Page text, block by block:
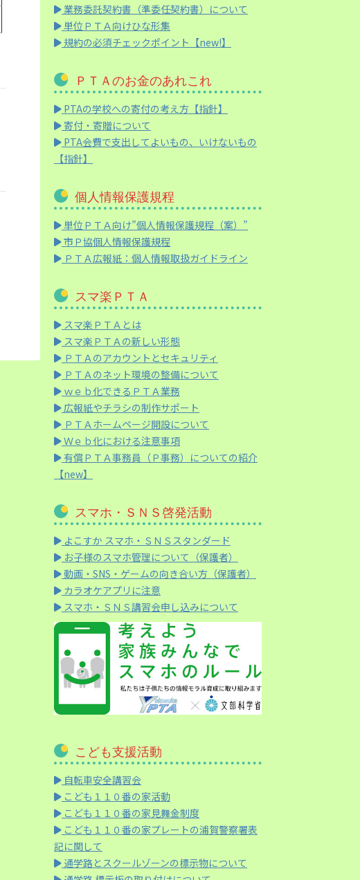
業務委託契約書（準委任契約書）について
単位ＰＴＡ向けひな形集
規約の必須チェックポイント【new!】
ＰＴＡのお金のあれこれ
PTAの学校への寄付の考え方【指針】
寄付・寄贈について
PTA会費で支出してよいもの、いけないもの
【指針】
個人情報保護規程
単位ＰＴＡ向け”個人情報保護規程（案）”
市Ｐ協個人情報保護規程
ＰＴＡ広報紙：個人情報取扱ガイドライン
スマ楽ＰＴＡ
スマ楽ＰＴＡとは
スマ楽ＰＴＡの新しい形態
ＰＴＡのアカウントとセキュリティ
ＰＴＡのネット環境の整備について
ｗｅｂ化できるＰＴＡ業務
広報紙やチラシの制作サポート
ＰＴＡホームページ開設について
Ｗｅｂ化における注意事項
有償ＰＴＡ事務員（Ｐ事務）についての紹介
【new】
スマホ・ＳＮＳ啓発活動
よこすか スマホ・ＳＮＳスタンダード
お子様のスマホ管理について（保護者）
動画・SNS・ゲームの向き合い方（保護者）
カラオケアプリに注意
スマホ・ＳＮＳ講習会申し込みについて
こども支援活動
自転車安全講習会
こども１１０番の家活動
こども１１０番の家見舞金制度
こども１１０番の家プレートの浦賀警察署表
記に関して
通学路とスクールゾーンの標示物について